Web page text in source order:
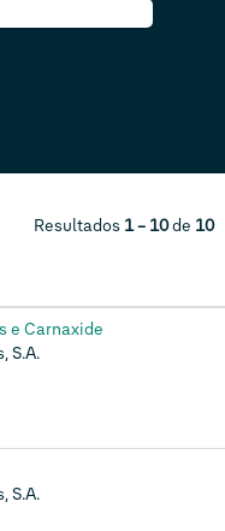
Resultados 1 – 10de 10
e Carnaxide
S.A.
S.A.